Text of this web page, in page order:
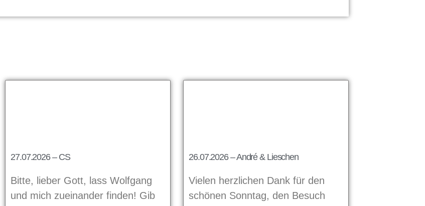
27.07.2026 – CS
Bitte, lieber Gott, lass Wolfgang
und mich zueinander finden! Gib
26.07.2026 – André & Lieschen
Vielen herzlichen Dank für den
schönen Sonntag, den Besuch